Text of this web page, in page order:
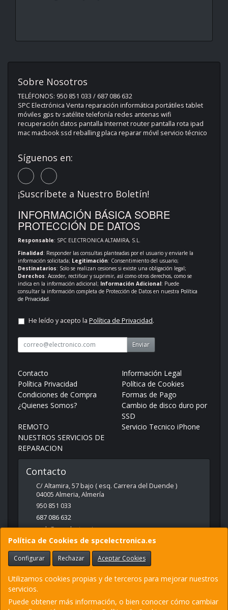
Política de Cookies de spcelectronica.es
Configurar Rechazar Aceptar Cookies
Utilizamos cookies propias y de terceros para mejorar nuestros
servicios.
Puede obtener más información, o bien conocer cómo cambiar
Sobre Nosotros
TELÉFONOS: 950 851 033 / 687 086 632
SPC Electrónica Venta reparación informática portátiles tablet
móviles gps tv satélite telefonía redes antenas wifi
recuperación datos pantalla Internet router pantalla rota ipad
mac macbook ssd reballing placa reparar móvil servicio técnico
Síguenos en:
¡Suscríbete a Nuestro Boletín!
INFORMACIÓN BÁSICA SOBRE
PROTECCIÓN DE DATOS
Responsable: SPC ELECTRONICA ALTAMIRA, S.L.
Finalidad: Responder las consultas planteadas por el usuario y enviarle la
información solicitada; Legitimación: Consentimiento del usuario;
Destinatarios: Solo se realizan cesiones si existe una obligación legal;
Derechos: Acceder, rectificar y suprimir, así como otros derechos, como se
indica en la información adicional; Información Adicional: Puede
consultar la información completa de Protección de Datos en nuestra Política
de Privacidad
He leído y acepto la Política de Privacidad.
Enviar
Contacto
Información Legal
Política Privacidad
Política de Cookies
Condiciones de Compra
Formas de Pago
¿Quienes Somos?
Cambio de disco duro por
SSD
REMOTO
Servicio Tecnico iPhone
NUESTROS SERVICIOS DE
REPARACION
Contacto
C/ Altamira, 57 bajo ( esq. Carrera del Duende )
04005 Almeria,Almería
950 851 033
687 086 632
web@spcelectronica.es
Horario
9:30 - 14:00 Y 17:00 - 21:00